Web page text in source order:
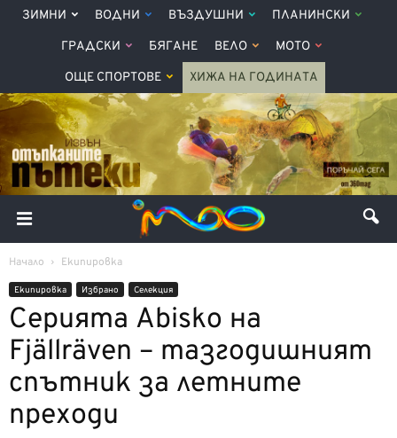
ЗИМНИ ВОДНИ ВЪЗДУШНИ ПЛАНИНСКИ
ГРАДСКИ БЯГАНЕ ВЕЛО МОТО
ОЩЕ СПОРТОВЕ ХИЖА НА ГОДИНАТА
Начало Екипировка
Екипировка Избрано Селекция
Серията Abisko на
Fjällräven – тазгодишният
спътник за летните
преходи